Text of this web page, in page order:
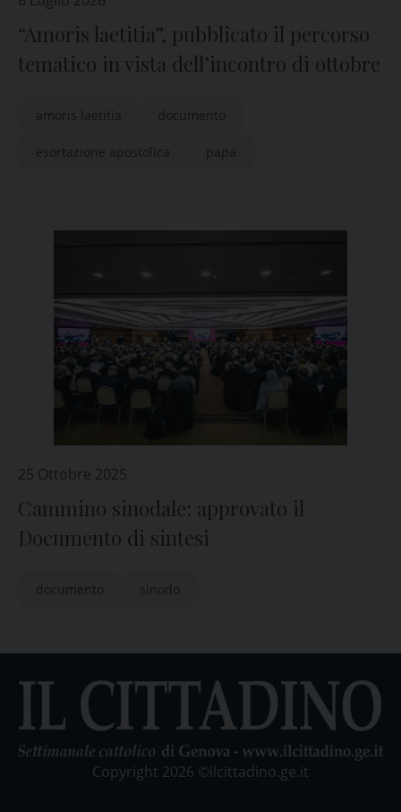
“Amoris laetitia”, pubblicato il percorso
tematico in vista dell’incontro di ottobre
amoris laetitia documento
esortazione apostolica papa
25 Ottobre 2025
Cammino sinodale: approvato il
Documento di sintesi
documento sinodo
Copyright 2026 ©ilcittadino.ge.it